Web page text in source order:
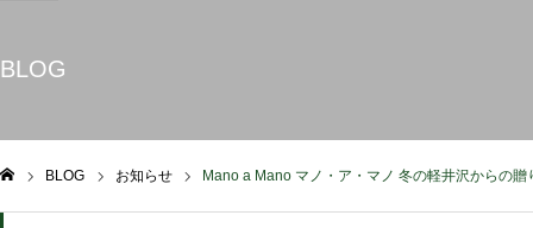
BLOG
BLOG お知らせ Mano a Mano マノ・ア・マノ 冬の軽井沢からの